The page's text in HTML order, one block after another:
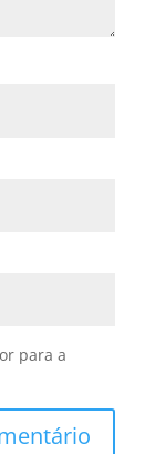
para a